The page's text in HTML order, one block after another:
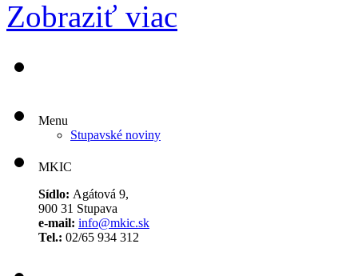
Zobraziť viac
Menu
Stupavské noviny
MKIC
Sídlo: Agátová 9,
900 31 Stupava
e-mail: info@mkic.sk
Tel.: 02/65 934 312